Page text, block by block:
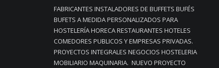
FABRICANTES INSTALADORES DE BUFFETS BUFÉS
BUFETS A MEDIDA PERSONALIZADOS PARA
HOSTELERÍA HORECA RESTAURANTES HOTELES
COMEDORES PUBLICOS Y EMPRESAS PRIVADAS.
PROYECTOS INTEGRALES NEGOCIOS HOSTELERIA
MOBILIARIO MAQUINARIA. NUEVO PROYECTO